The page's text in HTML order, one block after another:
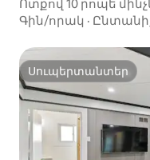
Ոտքով 10 րոպե
մասնավոր տուն
Գին/որակ ·
Սուպերտանտեր
Սուպերտանտեր